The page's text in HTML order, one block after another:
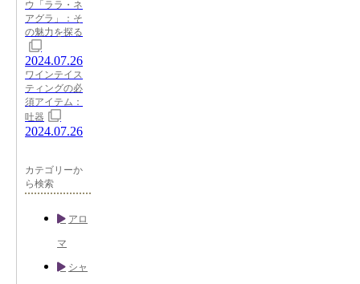
ウ「ララ・ネ
アグラ」：そ
の魅力を探る
2024.07.26
ワインテイス
ティングの必
須アイテム：
吐器
2024.07.26
カテゴリーか
ら検索
アロ
マ
シャ